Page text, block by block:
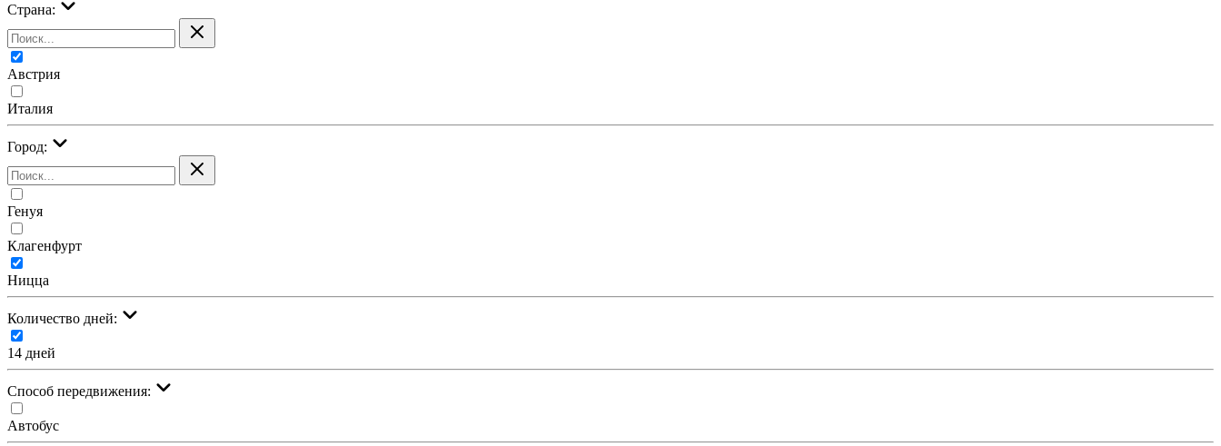
Страна:
Австрия
Италия
Город:
Генуя
Клагенфурт
Ницца
Количество дней:
14 дней
Cпособ передвижения:
Автобус